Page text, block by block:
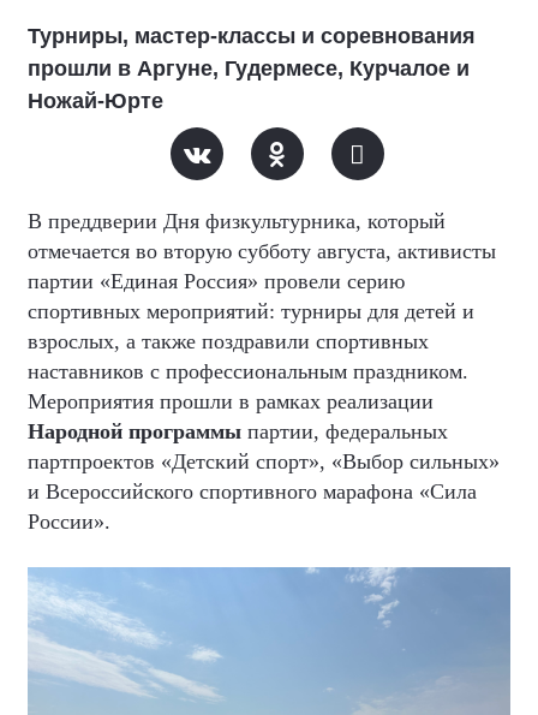
Турниры, мастер-классы и соревнования
прошли в Аргуне, Гудермесе, Курчалое и
Ножай-Юрте
В преддверии Дня физкультурника, который
отмечается во вторую субботу августа, активисты
партии «Единая Россия» провели серию
спортивных мероприятий: турниры для детей и
взрослых, а также поздравили спортивных
наставников с профессиональным праздником.
Мероприятия прошли в рамках реализации
Народной программы партии, федеральных
партпроектов «Детский спорт», «Выбор сильных»
и Всероссийского спортивного марафона «Сила
России».